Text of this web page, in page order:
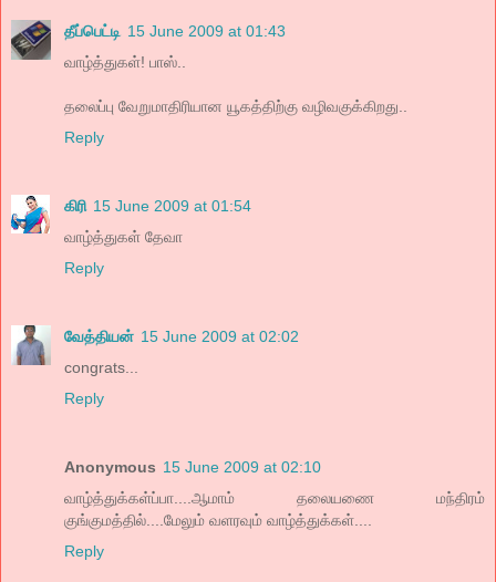
தீப்பெட்டி 15 June 2009 at 01:43
வாழ்த்துகள்! பாஸ்..
தலைப்பு வேறுமாதிரியான யூகத்திற்கு வழிவகுக்கிறது..
Reply
கிரி 15 June 2009 at 01:54
வாழ்த்துகள் தேவா
Reply
வேத்தியன் 15 June 2009 at 02:02
congrats...
Reply
Anonymous 15 June 2009 at 02:10
வாழ்த்துக்கள்ப்பா....ஆமாம் தலையணை மந்திரம்
குங்குமத்தில்....மேலும் வளரவும் வாழ்த்துக்கள்....
Reply